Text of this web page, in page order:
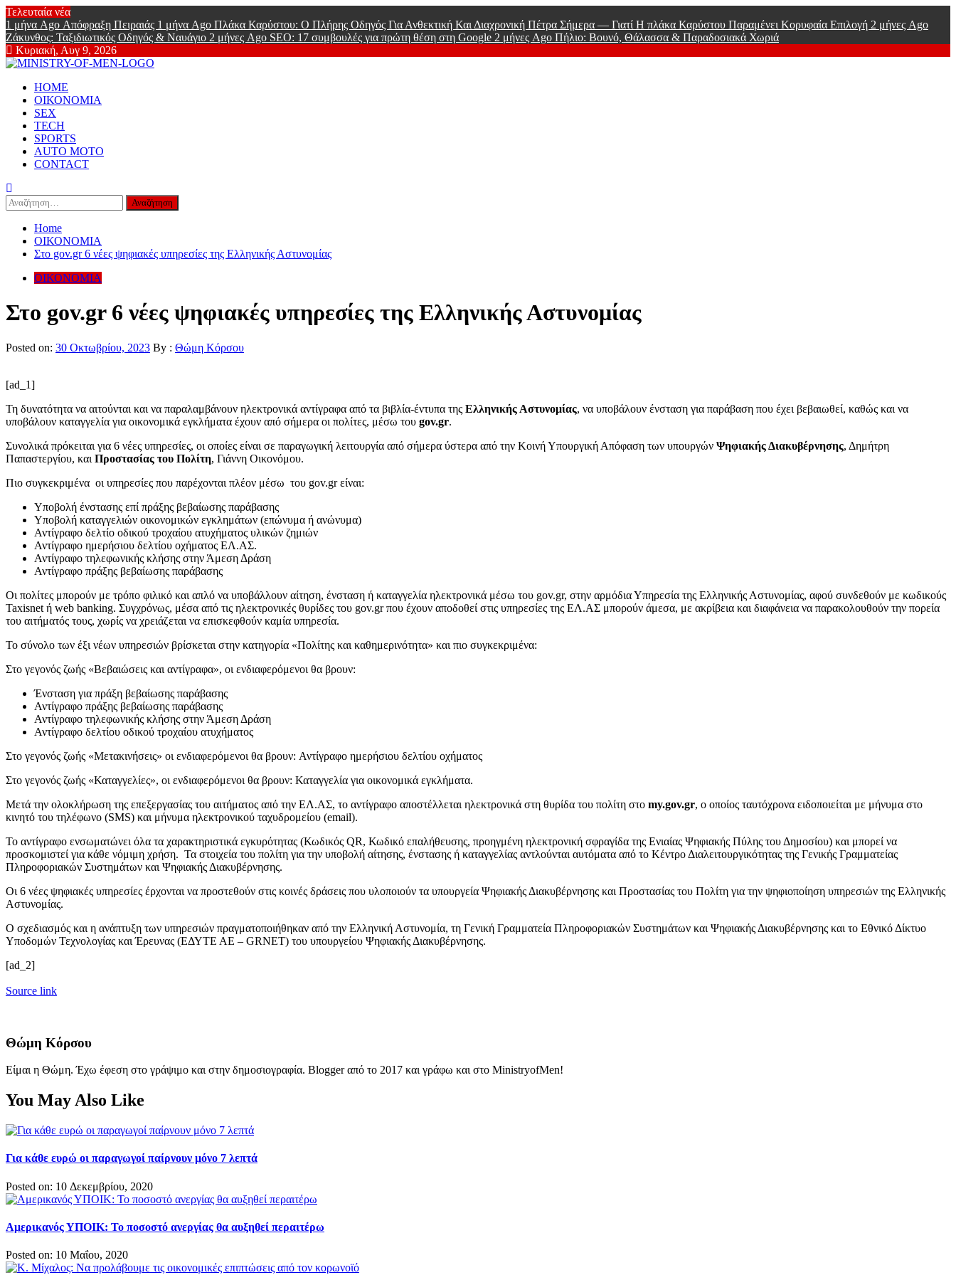
Skip
to
content
Τελευταία νέα
1 μήνα Ago Απόφραξη Πειραιάς 1 μήνα Ago Πλάκα Καρύστου: Ο Πλήρης Οδηγός Για Ανθεκτική Και Διαχρονική Πέτρα Σήμερα — Γιατί Η πλάκα Καρύστου Παραμένει Κορυφαία Επιλογή 2 μήνες Ago
Ζάκυνθος: Ταξιδιωτικός Οδηγός & Ναυάγιο 2 μήνες Ago SEO: 17 συμβουλές για πρώτη θέση στη Google 2 μήνες Ago Πήλιο: Βουνό, Θάλασσα & Παραδοσιακά Χωριά
Κυριακή, Αυγ 9, 2026
Online Lifestyle περιοδικό για Aνδρες
Primary
Menu
HOME
ΟΙΚΟΝΟΜΙΑ
SEX
TECH
SPORTS
AUTO MOTO
CONTACT
Αναζήτηση
για:
Home
ΟΙΚΟΝΟΜΙΑ
Στο gov.gr 6 νέες ψηφιακές υπηρεσίες της Ελληνικής Αστυνομίας
ΟΙΚΟΝΟΜΙΑ
Στο gov.gr 6 νέες ψηφιακές υπηρεσίες της Ελληνικής Αστυνομίας
Posted on: 30 Οκτωβρίου, 2023 By : Θώμη Κόρσου
[ad_1]
Τη δυνατότητα να αιτούνται και να παραλαμβάνουν ηλεκτρονικά αντίγραφα από τα βιβλία-έντυπα της Ελληνικής Αστυνομίας, να υποβάλουν ένσταση για παράβαση που έχει βεβαιωθεί, καθώς και να
υποβάλουν καταγγελία για οικονομικά εγκλήματα έχουν από σήμερα οι πολίτες, μέσω του gov.gr.
Συνολικά πρόκειται για 6 νέες υπηρεσίες, οι οποίες είναι σε παραγωγική λειτουργία από σήμερα ύστερα από την Κοινή Υπουργική Απόφαση των υπουργών Ψηφιακής Διακυβέρνησης, Δημήτρη
Παπαστεργίου, και Προστασίας του Πολίτη, Γιάννη Οικονόμου.
Πιο συγκεκριμένα οι υπηρεσίες που παρέχονται πλέον μέσω του gov.gr είναι:
Υποβολή ένστασης επί πράξης βεβαίωσης παράβασης
Υποβολή καταγγελιών οικονομικών εγκλημάτων (επώνυμα ή ανώνυμα)
Αντίγραφο δελτίο οδικού τροχαίου ατυχήματος υλικών ζημιών
Αντίγραφο ημερήσιου δελτίου οχήματος ΕΛ.ΑΣ.
Αντίγραφο τηλεφωνικής κλήσης στην Άμεση Δράση
Αντίγραφο πράξης βεβαίωσης παράβασης
Οι πολίτες μπορούν με τρόπο φιλικό και απλό να υποβάλλουν αίτηση, ένσταση ή καταγγελία ηλεκτρονικά μέσω του gov.gr, στην αρμόδια Υπηρεσία της Ελληνικής Αστυνομίας, αφού συνδεθούν με κωδικούς
Taxisnet ή web banking. Συγχρόνως, μέσα από τις ηλεκτρονικές θυρίδες του gov.gr που έχουν αποδοθεί στις υπηρεσίες της ΕΛ.ΑΣ μπορούν άμεσα, με ακρίβεια και διαφάνεια να παρακολουθούν την πορεία
του αιτήματός τους, χωρίς να χρειάζεται να επισκεφθούν καμία υπηρεσία.
Το σύνολο των έξι νέων υπηρεσιών βρίσκεται στην κατηγορία «Πολίτης και καθημερινότητα» και πιο συγκεκριμένα:
Στο γεγονός ζωής «Βεβαιώσεις και αντίγραφα», οι ενδιαφερόμενοι θα βρουν:
Ένσταση για πράξη βεβαίωσης παράβασης
Αντίγραφο πράξης βεβαίωσης παράβασης
Αντίγραφο τηλεφωνικής κλήσης στην Άμεση Δράση
Αντίγραφο δελτίου οδικού τροχαίου ατυχήματος
Στο γεγονός ζωής «Μετακινήσεις» οι ενδιαφερόμενοι θα βρουν: Αντίγραφο ημερήσιου δελτίου οχήματος
Στο γεγονός ζωής «Καταγγελίες», οι ενδιαφερόμενοι θα βρουν: Καταγγελία για οικονομικά εγκλήματα.
Μετά την ολοκλήρωση της επεξεργασίας του αιτήματος από την ΕΛ.ΑΣ, το αντίγραφο αποστέλλεται ηλεκτρονικά στη θυρίδα του πολίτη στο my.gov.gr, ο οποίος ταυτόχρονα ειδοποιείται με μήνυμα στο
κινητό του τηλέφωνο (SMS) και μήνυμα ηλεκτρονικού ταχυδρομείου (email).
Το αντίγραφο ενσωματώνει όλα τα χαρακτηριστικά εγκυρότητας (Κωδικός QR, Κωδικό επαλήθευσης, προηγμένη ηλεκτρονική σφραγίδα της Ενιαίας Ψηφιακής Πύλης του Δημοσίου) και μπορεί να
προσκομιστεί για κάθε νόμιμη χρήση. Τα στοιχεία του πολίτη για την υποβολή αίτησης, ένστασης ή καταγγελίας αντλούνται αυτόματα από το Κέντρο Διαλειτουργικότητας της Γενικής Γραμματείας
Πληροφοριακών Συστημάτων και Ψηφιακής Διακυβέρνησης.
Οι 6 νέες ψηφιακές υπηρεσίες έρχονται να προστεθούν στις κοινές δράσεις που υλοποιούν τα υπουργεία Ψηφιακής Διακυβέρνησης και Προστασίας του Πολίτη για την ψηφιοποίηση υπηρεσιών της Ελληνικής
Αστυνομίας.
Ο σχεδιασμός και η ανάπτυξη των υπηρεσιών πραγματοποιήθηκαν από την Ελληνική Αστυνομία, τη Γενική Γραμματεία Πληροφοριακών Συστημάτων και Ψηφιακής Διακυβέρνησης και το Εθνικό Δίκτυο
Υποδομών Τεχνολογίας και Έρευνας (ΕΔΥΤΕ ΑΕ – GRNET) του υπουργείου Ψηφιακής Διακυβέρνησης.
[ad_2]
Source link
Θώμη Κόρσου
Είμαι η Θώμη. Έχω έφεση στο γράψιμο και στην δημοσιογραφία. Blogger από το 2017 και γράφω και στο MinistryofMen!
You May Also Like
Για κάθε ευρώ οι παραγωγοί παίρνουν μόνο 7 λεπτά
Posted on: 10 Δεκεμβρίου, 2020
Αμερικανός ΥΠΟΙΚ: Το ποσοστό ανεργίας θα αυξηθεί περαιτέρω
Posted on: 10 Μαΐου, 2020